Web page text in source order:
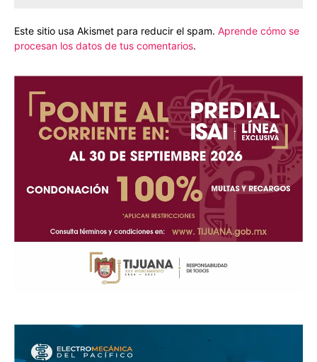
Este sitio usa Akismet para reducir el spam. Aprende cómo se
procesan los datos de tus comentarios.